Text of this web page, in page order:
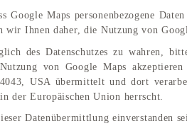
Google Maps personenbezogene
wir Ihnen daher, die Nutzung von
des Datenschutzes zu wahren,
von Google Maps
USA übermittelt und dort
der Europäischen Union herrscht.
Datenübermittlung einverstanden